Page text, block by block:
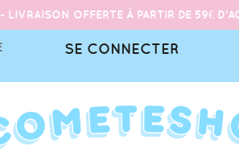
- LIVRAISON OFFERTE À PARTIR DE 59€
SE CONNECTER